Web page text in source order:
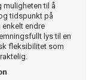
muligheten til å
tidspunkt på
enkelt endre
lys til en
fleksibilitet som